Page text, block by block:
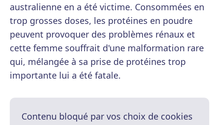
australienne en a été victime. Consommées en
trop grosses doses, les protéines en poudre
peuvent provoquer des problèmes rénaux et
cette femme souffrait d'une malformation rare
qui, mélangée à sa prise de protéines trop
importante lui a été fatale.
Contenu bloqué par vos choix de cookies